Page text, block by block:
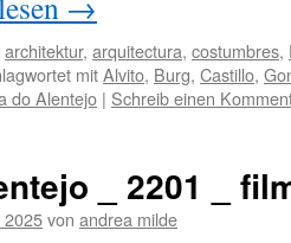
architektur, arquitectura, costumbres,
mitAlvito, Burg, Castillo,
do Alentejo | Schreib einen
_ 2201 _
2025von andrea milde